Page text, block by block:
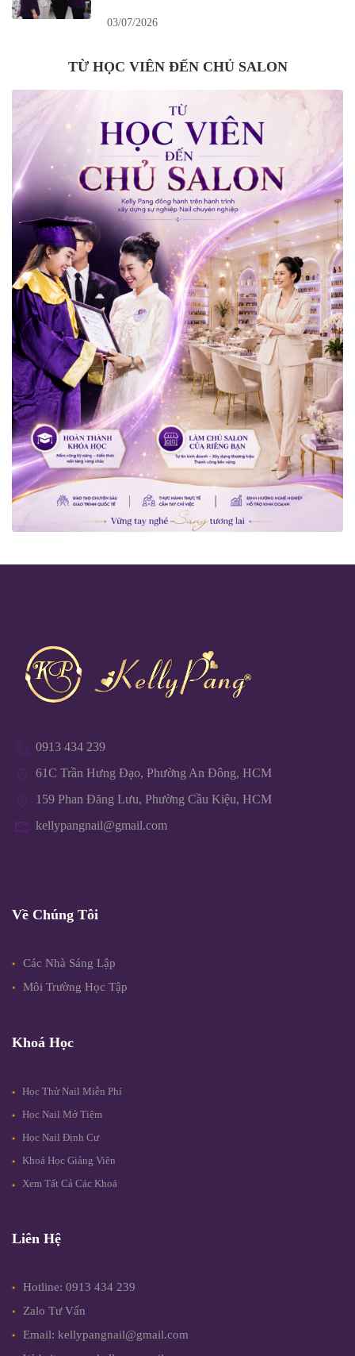
03/07/2026
TỪ HỌC VIÊN ĐẾN CHỦ SALON
0913 434 239
61C Trần Hưng Đạo, Phường An Đông, HCM
159 Phan Đăng Lưu, Phường Cầu Kiệu, HCM
kellypangnail@gmail.com
Về Chúng Tôi
Các Nhà Sáng Lập
Môi Trường Học Tập
Khoá Học
Học Thử Nail Miễn Phí
Học Nail Mở Tiệm
Học Nail Định Cư
Khoá Học Giảng Viên
Xem Tất Cả Các Khoá
Liên Hệ
Hotline: 0913 434 239
Zalo Tư Vấn
Email: kellypangnail@gmail.com